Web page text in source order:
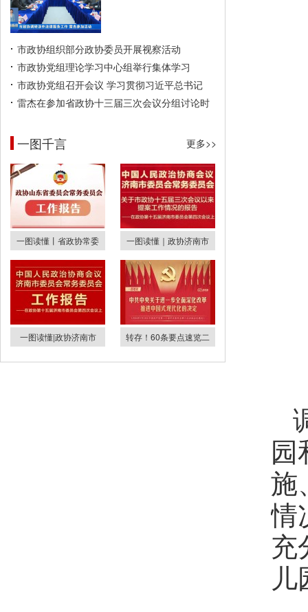
市政协组织部分政协委员开展视察活动
市政协党组理论学习中心组举行集体学习
市政协党组召开会议 学习贯彻习近平总书记
雷杰在参加省政协十三届三次会议分组讨论时
一图千言 更多>>
一图读懂丨省政协常委 一图读懂｜政协济南市
一图读懂|政协济南市 转存！60条要点速览二
园
施
情
充